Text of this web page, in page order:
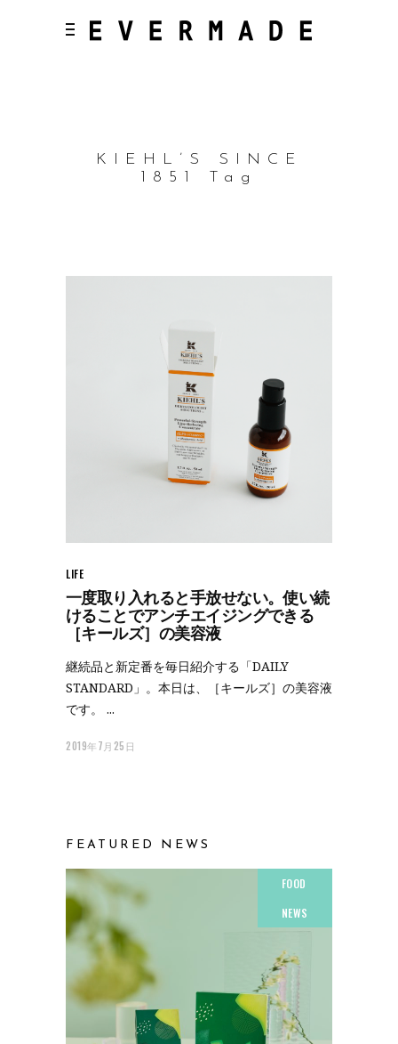
KIEHL’S SINCE
1851 Tag
LIFE
一度取り入れると手放せない。使い続
けることでアンチエイジングできる
［キールズ］の美容液
継続品と新定番を毎日紹介する「DAILY
STANDARD」。本日は、［キールズ］の美容液
です。
2019年7月25日
FEATURED NEWS
FOOD
NEWS